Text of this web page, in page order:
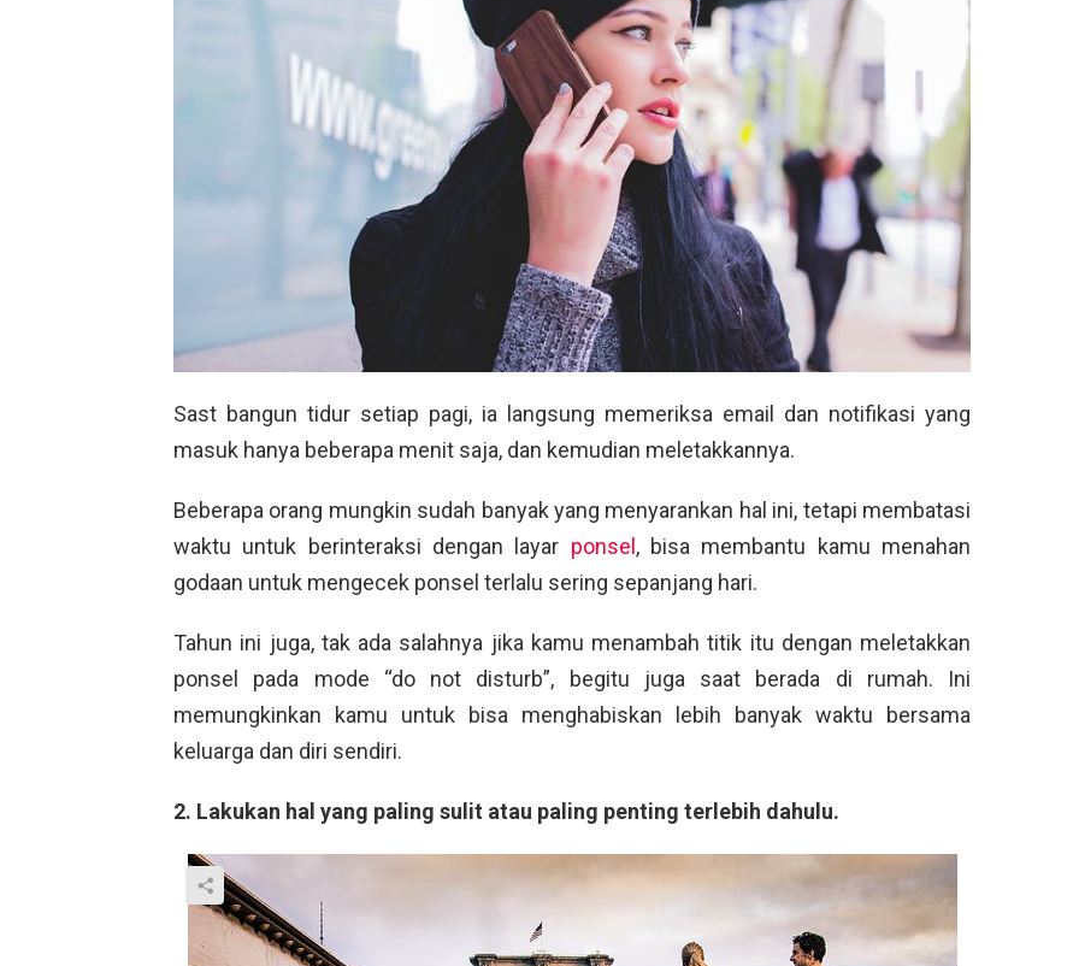
Sast bangun tidur setiap pagi, ia langsung memeriksa email dan notifikasi yang
masuk hanya beberapa menit saja, dan kemudian meletakkannya.
Beberapa orang mungkin sudah banyak yang menyarankan hal ini, tetapi membatasi
waktu untuk berinteraksi dengan layar ponsel, bisa membantu kamu menahan
godaan untuk mengecek ponsel terlalu sering sepanjang hari.
Tahun ini juga, tak ada salahnya jika kamu menambah titik itu dengan meletakkan
ponsel pada mode “do not disturb”, begitu juga saat berada di rumah. Ini
memungkinkan kamu untuk bisa menghabiskan lebih banyak waktu bersama
keluarga dan diri sendiri.
2. Lakukan hal yang paling sulit atau paling penting terlebih dahulu.